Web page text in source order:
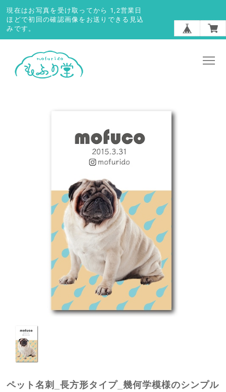
現在はお写真を受け取ってから 1,2営業日
ほどで初回の確認画像をお送りできる見込
みです。
ペット名刺_長方形タイプ_幾何学模様のシンプル